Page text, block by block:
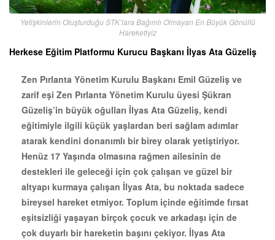
Yetişkinlerin Oluşturduğu STK’lara Bağımlı Olmayan En Büyük Gönüllü
Hareketiyiz
Herkese Eğitim Platformu Kurucu Başkanı İlyas Ata Güzeliş
Zen Pırlanta Yönetim Kurulu Başkanı Emil Güzeliş ve
zarif eşi Zen Pırlanta Yönetim Kurulu üyesi Şükran
Güzeliş’in büyük oğulları İlyas Ata Güzeliş, kendi
eğitimiyle ilgili küçük yaşlardan beri sağlam adımlar
atarak kendini donanımlı bir birey olarak yetiştiriyor.
Henüz 17 Yaşında olmasına rağmen ailesinin de
destekleri ile geleceği için çok çalışan ve güzel bir
altyapı kurmaya çalışan İlyas Ata, bu noktada sadece
bireysel hareket etmiyor. Toplum içinde eğitimde fırsat
eşitsizliği yaşayan birçok çocuk ve arkadaşı için de
çok duyarlı bir hareketin başını çekiyor. İlyas Ata